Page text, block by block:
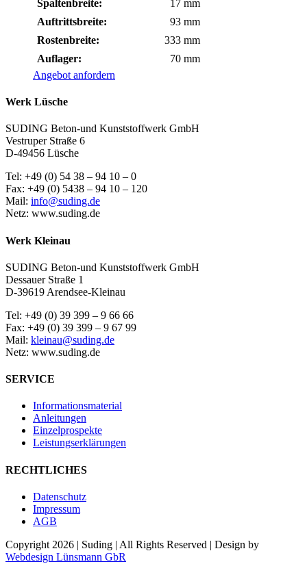
Spaltenbreite:
17 mm
Auftrittsbreite:
93 mm
Rostenbreite:
333 mm
Auflager:
70 mm
Angebot anfordern
Werk Lüsche
SUDING Beton-und Kunststoffwerk GmbH
Vestruper Straße 6
D-49456 Lüsche
Tel: +49 (0) 54 38 – 94 10 – 0
Fax: +49 (0) 5438 – 94 10 – 120
Mail: info@suding.de
Netz: www.suding.de
Werk Kleinau
SUDING Beton-und Kunststoffwerk GmbH
Dessauer Straße 1
D-39619 Arendsee-Kleinau
Tel: +49 (0) 39 399 – 9 66 66
Fax: +49 (0) 39 399 – 9 67 99
Mail: kleinau@suding.de
Netz: www.suding.de
SERVICE
Informationsmaterial
Anleitungen
Einzelprospekte
Leistungserklärungen
RECHTLICHES
Datenschutz
Impressum
AGB
Copyright 2026 | Suding | All Rights Reserved | Design by
Webdesign Lünsmann GbR